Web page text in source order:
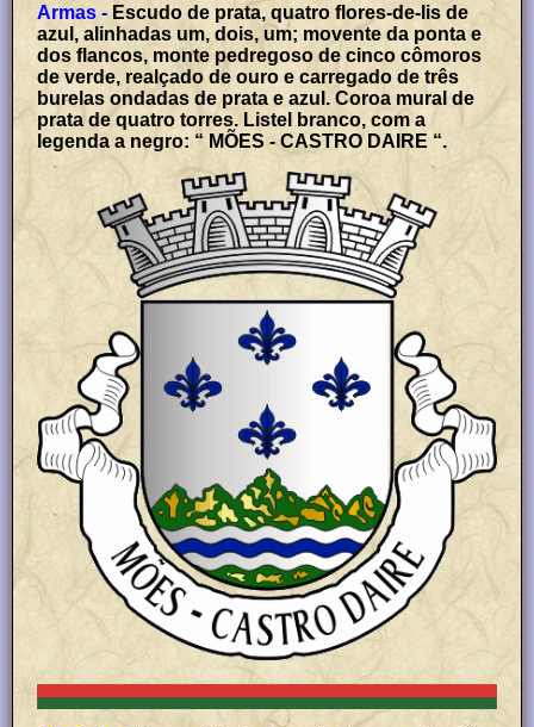
Armas - Escudo de prata, quatro flores-de-lis de
azul, alinhadas um, dois, um; movente da ponta e
dos flancos, monte pedregoso de cinco cômoros
de verde, realçado de ouro e carregado de três
burelas ondadas de prata e azul. Coroa mural de
prata de quatro torres. Listel branco, com a
legenda a negro: “ MÕES - CASTRO DAIRE “.